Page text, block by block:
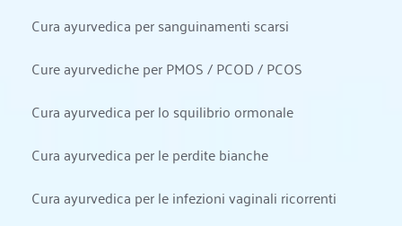
Cura ayurvedica per sanguinamenti scarsi
Cure ayurvediche per PMOS / PCOD / PCOS
Cura ayurvedica per lo squilibrio ormonale
Cura ayurvedica per le perdite bianche
Cura ayurvedica per le infezioni vaginali ricorrenti